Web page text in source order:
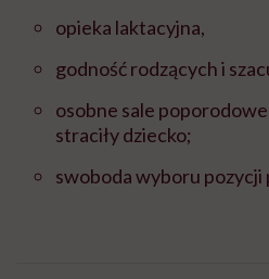
opieka laktacyjna,
godność rodzących i
osobne sale
straciły dziecko;
swoboda wyboru pozycji